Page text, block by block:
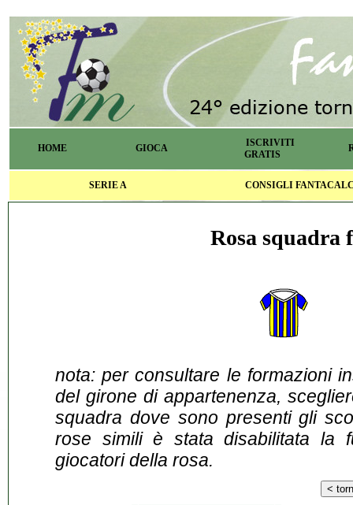
HOME GIOCA
ISCRIVITI
GRATIS
SERIE A CONSIGLI
Rosa squadra
nota: per consultare le formazioni
del girone di appartenenza,
squadra dove sono presenti gli
rose simili è stata disabilitata la
giocatori della rosa.